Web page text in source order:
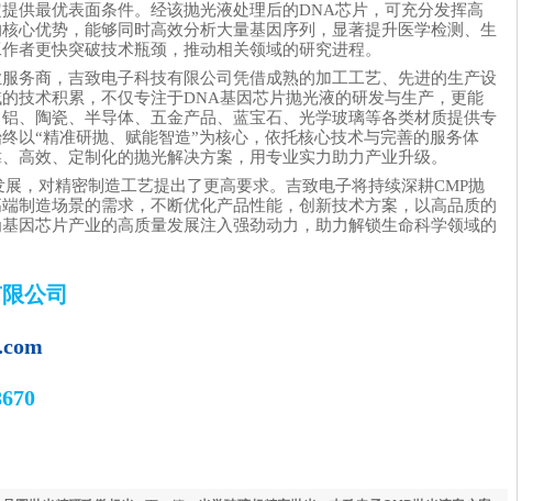
供最优表面条件。经该抛光液处理后的DNA芯片，可充分发挥高
心优势，能够同时高效分析大量基因序列，显著提升医学检测、生
者更快突破技术瓶颈，推动相关领域的研究进程。
务商，吉致电子科技有限公司凭借成熟的加工工艺、先进的生产设
技术积累，不仅专注于DNA基因芯片抛光液的研发与生产，更能
、陶瓷、半导体、五金产品、蓝宝石、光学玻璃等各类材质提供专
以“精准研抛、赋能智造”为核心，依托核心技术与完善的服务体
高效、定制化的抛光解决方案，用专业实力助力产业升级。
，对精密制造工艺提出了更高要求。吉致电子将持续深耕CMP抛
制造场景的需求，不断优化产品性能，创新技术方案，以高品质的
因芯片产业的高质量发展注入强劲动力，助力解锁生命科学领域的
公司